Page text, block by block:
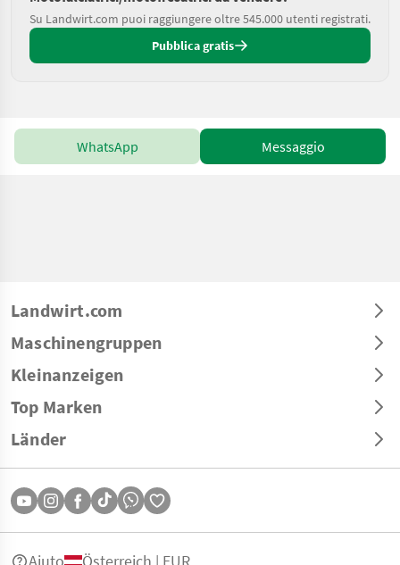
Su Landwirt.com puoi raggiungere oltre 545.000 utenti registrati.
Pubblica gratis
WhatsApp Messaggio
Landwirt.com
Maschinengruppen
Kleinanzeigen
Top Marken
Länder